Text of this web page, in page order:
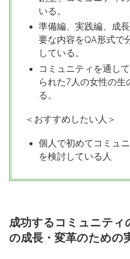
いる。
準備編、実践編、成
要な内容をQA形式で
している。
コミュニティを通し
られた7人の女性の生
る。
＜おすすめしたい人＞
個人で初めてコミュ
を検討している人
成功するコミュニティ
の成長・変革のための